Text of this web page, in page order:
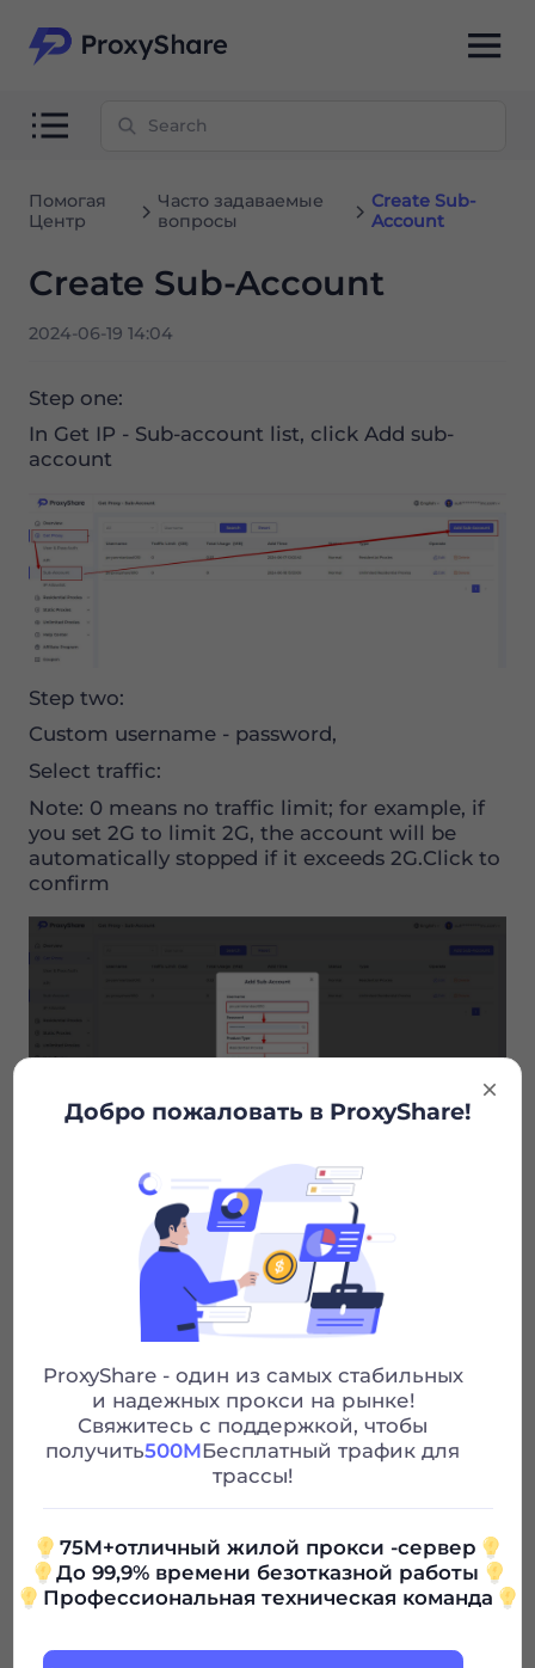
Помогая
Центр
Часто задаваемые
вопросы
Create Sub-
Account
Create Sub-Account
2024-06-19 14:04
Step one:
In Get IP - Sub-account list, click Add sub-
account
Step two:
Custom username - password,
Select traffic:
Note: 0 means no traffic limit; for example, if
you set 2G to limit 2G, the account will be
automatically stopped if it exceeds 2G.Click to
confirm
Step three:
Your newly added sub-account appears below,
which is considered successful.
Рекомендуемые статьи
Предыдущий
Proxy Authentication
Следующий
Добро пожаловать в ProxyShare!
ProxyShare - один из самых стабильных
и надежных прокси на рынке!
Свяжитесь с поддержкой, чтобы
получить500MБесплатный трафик для
трассы!
75M+отличный жилой прокси -сервер
До 99,9% времени безотказной работы
Профессиональная техническая команда